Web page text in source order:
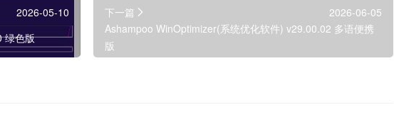
2026-05-10
绿色版
下一篇
2026-06-05
Ashampoo WinOptimizer(系统优化软件) v29.00.02 多语便携
版